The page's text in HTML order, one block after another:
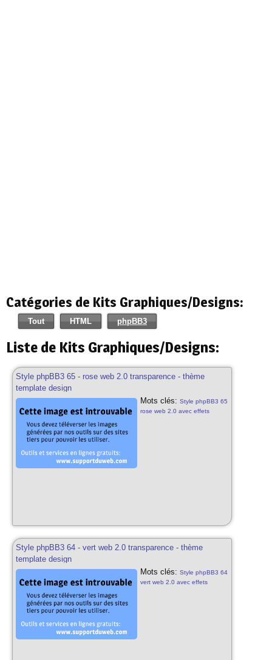
Catégories de Kits Graphiques/Designs:
Tout HTML phpBB3
Liste de Kits Graphiques/Designs:
Style phpBB3 65 - rose web 2.0 transparence - thème
template design
Mots clés: Style phpBB3 65
rose web 2.0 avec effets
Style phpBB3 64 - vert web 2.0 transparence - thème
template design
Mots clés: Style phpBB3 64
vert web 2.0 avec effets